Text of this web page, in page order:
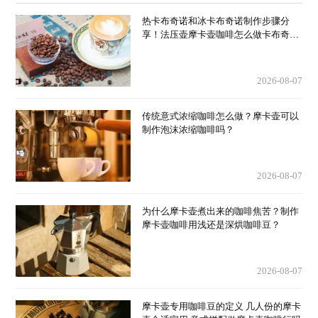
热卡布奇诺和冰卡布奇诺制作步骤分
享！法压壶摩卡壶咖啡怎么做卡布奇诺
2026-08-07
传统意式浓缩咖啡怎么做？摩卡壶可以
制作泡沫浓缩咖啡吗？
2026-08-07
为什么摩卡壶煮出来的咖啡焦苦？制作
摩卡壶咖啡用浅还是深烘咖啡豆？
2026-08-07
摩卡壶专用咖啡豆的定义 几人份的摩卡